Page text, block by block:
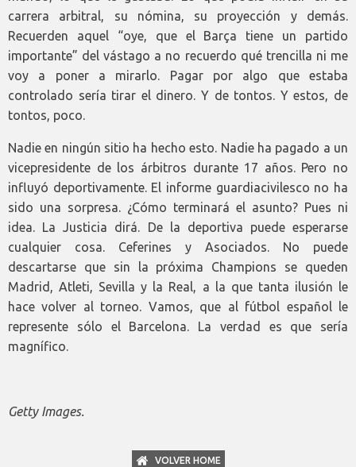
carrera arbitral, su nómina, su proyección y demás.
Recuerden aquel “oye, que el Barça tiene un partido
importante” del vástago a no recuerdo qué trencilla ni me
voy a poner a mirarlo. Pagar por algo que estaba
controlado sería tirar el dinero. Y de tontos. Y estos, de
tontos, poco.
Nadie en ningún sitio ha hecho esto. Nadie ha pagado a un
vicepresidente de los árbitros durante 17 años. Pero no
influyó deportivamente. El informe guardiacivilesco no ha
sido una sorpresa. ¿Cómo terminará el asunto? Pues ni
idea. La Justicia dirá. De la deportiva puede esperarse
cualquier cosa. Ceferines y Asociados. No puede
descartarse que sin la próxima Champions se queden
Madrid, Atleti, Sevilla y la Real, a la que tanta ilusión le
hace volver al torneo. Vamos, que al fútbol español le
represente sólo el Barcelona. La verdad es que sería
magnífico.
Getty Images.
VOLVER HOME